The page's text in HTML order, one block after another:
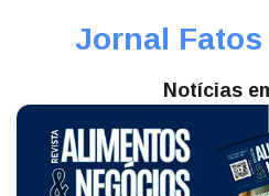
Jornal
Notícias